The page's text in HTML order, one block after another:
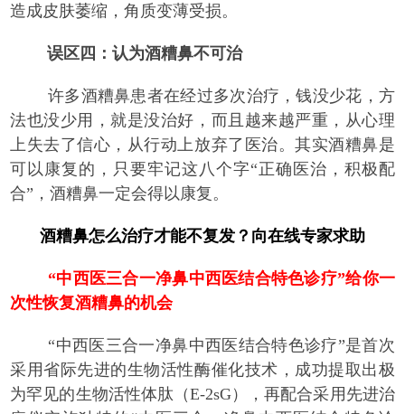
造成皮肤萎缩，角质变薄受损。
误区四：认为酒糟鼻不可治
许多酒糟鼻患者在经过多次治疗，钱没少花，方
法也没少用，就是没治好，而且越来越严重，从心理
上失去了信心，从行动上放弃了医治。其实酒糟鼻是
可以康复的，只要牢记这八个字“正确医治，积极配
合”，酒糟鼻一定会得以康复。
酒糟鼻怎么治疗才能不复发？向在线专家求助
“中西医三合一净鼻中西医结合特色诊疗”给你一
次性恢复酒糟鼻的机会
“中西医三合一净鼻中西医结合特色诊疗”是首次
采用省际先进的生物活性酶催化技术，成功提取出极
为罕见的生物活性体肽（E-2sG），再配合采用先进治